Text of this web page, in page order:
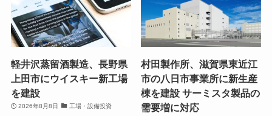
軽井沢蒸留酒製造、長野県
上田市にウイスキー新工場
を建設
2026年8月8日 工場・設備投資
村田製作所、滋賀県東近江
市の八日市事業所に新生産
棟を建設 サーミスタ製品の
需要増に対応